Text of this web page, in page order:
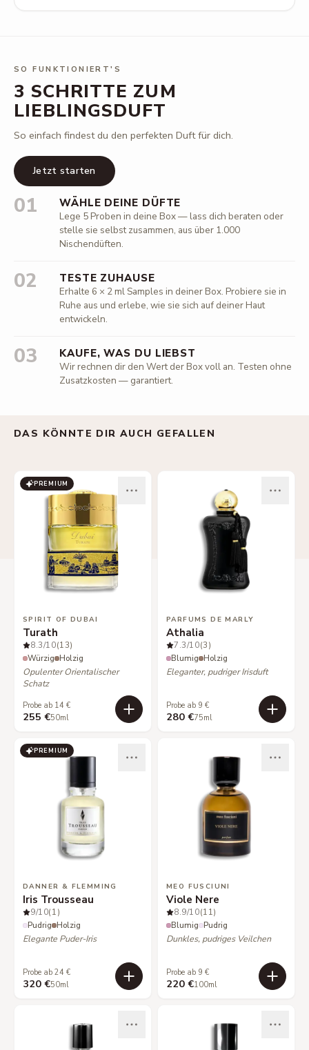
SO FUNKTIONIERT'S
3 SCHRITTE ZUM
LIEBLINGSDUFT
So einfach findest du den perfekten Duft für dich.
Jetzt starten
01 WÄHLE DEINE DÜFTE
Lege 5 Proben in deine Box — lass dich beraten oder
stelle sie selbst zusammen, aus über 1.000
Nischendüften.
02 TESTE ZUHAUSE
Erhalte 6 × 2 ml Samples in deiner Box. Probiere sie in
Ruhe aus und erlebe, wie sie sich auf deiner Haut
entwickeln.
03 KAUFE, WAS DU LIEBST
Wir rechnen dir den Wert der Box voll an. Testen ohne
Zusatzkosten — garantiert.
DAS KÖNNTE DIR AUCH GEFALLEN
PREMIUM
SPIRIT OF DUBAI
Turath
8.3/10(13)
Würzig Holzig
Opulenter Orientalischer
Schatz
Probe ab 14 €
255 €50ml
PARFUMS DE MARLY
Athalia
7.3/10(3)
Blumig Holzig
Eleganter, pudriger Irisduft
Probe ab 9 €
280 €75ml
PREMIUM
DANNER & FLEMMING
Iris Trousseau
9/10(1)
Pudrig Holzig
Elegante Puder-Iris
Probe ab 24 €
320 €50ml
MEO FUSCIUNI
Viole Nere
8.9/10(11)
Blumig Pudrig
Dunkles, pudriges Veilchen
Probe ab 9 €
220 €100ml